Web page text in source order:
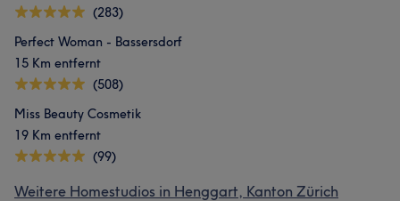
(283)
Perfect Woman - Bassersdorf
15 Km entfernt
(508)
Miss Beauty Cosmetik
19 Km entfernt
(99)
Weitere Homestudios in Henggart, Kanton Zürich